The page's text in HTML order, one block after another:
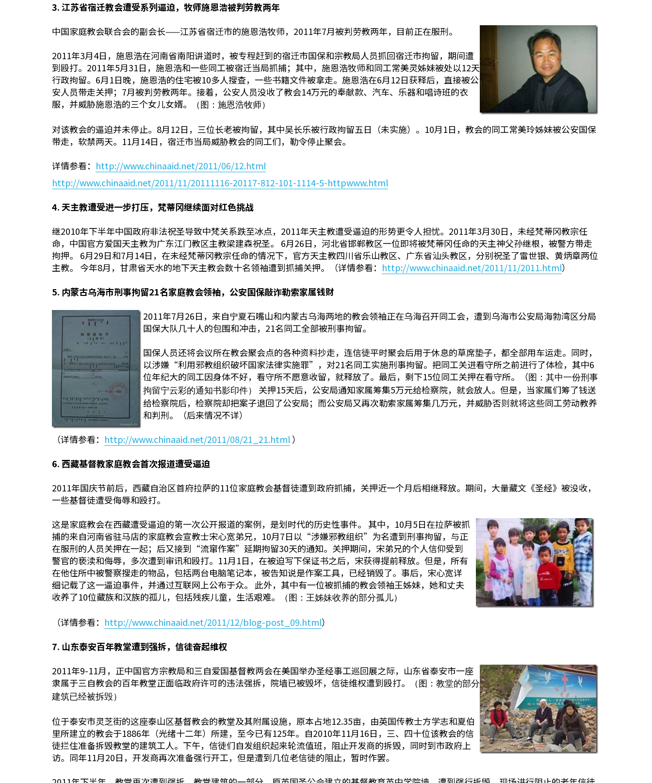
3.江苏省宿迁教会遭受系列逼迫，牧师施恩浩被判劳教两年
中国家庭教会联合会的副会长——江苏省宿迁市的施恩浩牧师，2011年7月被判劳教两年，目前正在服刑。
2011年3月4日，施恩浩在河南省南阳讲道时，被专程赶到的宿迁市国保和宗教局人员抓回宿迁市拘留，期间遭
到殴打。2011年5月31日，施恩浩和一些同工被宿迁当局抓捕；其中，施恩浩牧师和同工常美灵姊妹被处以12天
行政拘留。6月1日晚，施恩浩的住宅被10多人搜查，一些书籍文件被拿走。施恩浩在6月12日获释后，直接被公
安人员带走关押；7月被判劳教两年。接着，公安人员没收了教会14万元的奉献款、汽车、乐器和唱诗班的衣
服，并威胁施恩浩的三个女儿女婿。
（图：施恩浩牧师）
对该教会的逼迫并未停止。8月12日，三位长老被拘留，其中吴长乐被行政拘留五日（未实施）。10月1日，教会的同工常美玲姊妹被公安国保
带走，软禁两天。11月14日，宿迁市当局威胁教会的同工们，勒令停止聚会。
详情参看： http://www.chinaaid.net/2011/06/12.html
http://www.chinaaid.net/2011/11/20111116-20117-812-101-1114-5-httpwww.html
4. 天主教遭受进一步打压，梵蒂冈继续面对红色挑战
继2010年下半年中国政府非法祝圣导致中梵关系跌至冰点，2011年天主教遭受逼迫的形势更令人担忧。2011年3月30日，未经梵蒂冈教宗任
命，中国官方爱国天主教为广东江门教区主教梁建森祝圣。 6月26日，河北省邯郸教区一位即将被梵蒂冈任命的天主神父孙继根，被警方带走
拘押。 6月29日和7月14日，在未经梵蒂冈教宗任命的情况下，官方天主教四川省乐山教区、广东省汕头教区，分别祝圣了雷世银、黄炳章两位
主教。 今年8月，甘肃省天水的地下天主教会数十名领袖遭到抓捕关押。（详情参看： http://www.chinaaid.net/2011/11/2011.html）
5. 内蒙古乌海市刑事拘留21名家庭教会领袖，公安国保敲诈勒索家属钱财
2011年7月26日，来自宁夏石嘴山和内蒙古乌海两地的教会领袖正在乌海召开同工会，遭到乌海市公安局海勃湾区分局
国保大队几十人的包围和冲击，21名同工全部被刑事拘留。
国保人员还将会议所在教会聚会点的各种资料抄走，连信徒平时聚会后用于休息的草席垫子，都全部用车运走。同时，
以涉嫌“利用邪教组织破坏国家法律实施罪”，对21名同工实施刑事拘留。把同工关进看守所之前进行了体检，其中6
位年纪大的同工因身体不好，看守所不愿意收留，就释放了。最后，剩下15位同工关押在看守所。（图：其中一份刑事
拘留宁云彩的通知书影印件）
关押15天后，公安局通知家属筹集5万元给检察院，就会放人。但是，当家属们筹了钱送
给检察院后，检察院却把案子退回了公安局；而公安局又再次勒索家属筹集几万元，并威胁否则就将这些同工劳动教养
和判刑。（后来情况不详）
（详情参看： http://www.chinaaid.net/2011/08/21_21.html）
6.西藏基督教家庭教会首次报道遭受逼迫
2011年国庆节前后，西藏自治区首府拉萨的11位家庭教会基督徒遭到政府抓捕，关押近一个月后相继释放。期间，大量藏文《圣经》被没收，
一些基督徒遭受侮辱和殴打。
这是家庭教会在西藏遭受逼迫的第一次公开报道的案例，是划时代的历史性事件。 其中，10月5日在拉萨被抓
捕的来自河南省驻马店的家庭教会宣教士宋心宽弟兄，10月7日以“涉嫌邪教组织”为名遭到刑事拘留，与正
在服刑的人员关押在一起；后又接到“流窜作案”延期拘留30天的通知。关押期间，宋弟兄的个人信仰受到
警官的亵渎和侮辱，多次遭到审讯和殴打。11月1日，在被迫写下保证书之后，宋获得提前释放。但是，所有
在他住所中被警察搜走的物品，包括两台电脑笔记本，被告知说是作案工具，已经销毁了。事后，宋心宽详
细记载了这一逼迫事件，并通过互联网上公布于众。 此外，其中有一位被抓捕的教会领袖王姊妹，她和丈夫
收养了10位藏族和汉族的孤儿，包括残疾儿童，生活艰难。
（图：王姊妹收养的部分孤儿）
（详情参看： http://www.chinaaid.net/2011/12/blog-post_09.html）
7. 山东泰安百年教堂遭到强拆，信徒奋起维权
2011年9-11月，正中国官方宗教局和三自爱国基督教两会在美国举办圣经事工巡回展之际，山东省泰安市一座
隶属于三自教会的百年教堂正面临政府许可的违法强拆，院墙已被毁坏，信徒维权遭到殴打。
（图：教堂的部分
建筑已经被拆毁）
位于泰安市灵芝街的这座泰山区基督教会的教堂及其附属设施，原本占地12.35亩，由英国传教士方学志和夏伯
里所建立的教会于1886年（光绪十二年）所建，至今已有125年。自2010年11月16日，三、四十位该教会的信
徒拦住准备拆毁教堂的建筑工人。下午，信徒们自发组织起来轮流值班，阻止开发商的拆毁，同时到市政府上
访。同年11月20日，开发商再次准备强行开工，但是遭到几位老信徒的阻止，暂时作罢。